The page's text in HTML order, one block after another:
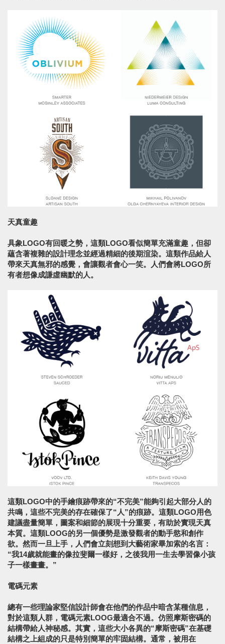
天真童趣
具象LOGO有回暖之勢，這類LOGO看似簡單充滿童趣，但卻
蘊含著複雜的設計理念並經過精細的後期渲染。這類作品給人
帶來天真無邪的感覺，會讓觀者會心一笑。人們會將LOGO所
有者想像成謙虛幽默的人。
這類LOGO中的手繪痕跡帶來的“不完美”能夠引起大部分人的
共鳴，這些不完美的存在確保了“人”的痕跡。這類LOGO用色
建議盡量簡單，圖案和細節的展現十分重要，有助於實現天真
本質。這類LOOG的另一個優勢是激發觀者的動手慾和創作
欲。然而一旦上手，人們會立刻想到大藝術家畢加索的名言：
“我14歲就能畫的像拉斐爾一樣好，之後我用一生去學習像小孩
子一樣畫畫。”
電碼元素
總有一些理論家堅信設計師會在他們的作品中暗含某種信息，
對於這類人群，電碼元素LOOG最適合不過。仿照摩斯密碼的
結構帶給人神秘感。其實，這些大小各異的“摩斯密碼”在基礎
結構之上組成的只是特別簡單的牢固結構。通常，被用在